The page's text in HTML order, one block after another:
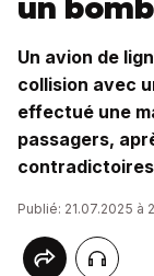
Un avion de
collision avec
effectué une
passagers,
Publié: 21.07.2025 à